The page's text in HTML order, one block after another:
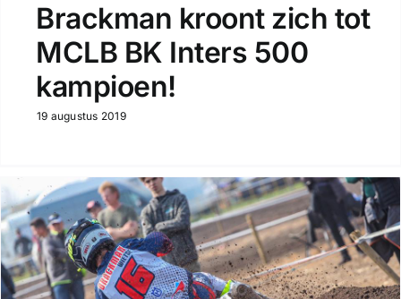
Brackman kroont zich tot
MCLB BK Inters 500
kampioen!
19 augustus 2019